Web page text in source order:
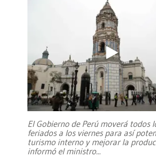
El Gobierno de Perú moverá todos
feriados a los viernes para así
turismo interno y mejorar la
informó el ministro...